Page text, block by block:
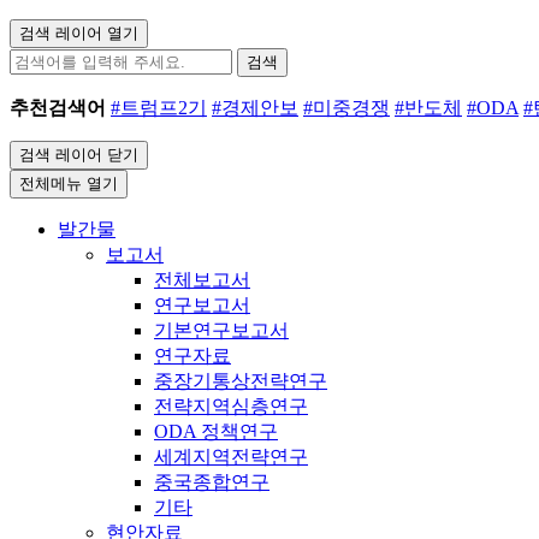
검색 레이어 열기
검색
추천검색어 #트럼프2기 #경제안보 #미중경쟁 #반도체 #ODA #
검색 레이어 닫기
전체메뉴 열기
발간물
보고서
전체보고서
연구보고서
기본연구보고서
연구자료
중장기통상전략연구
전략지역심층연구
ODA 정책연구
세계지역전략연구
중국종합연구
기타
현안자료